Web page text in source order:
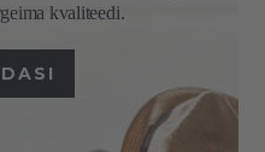
kvaliteedi.